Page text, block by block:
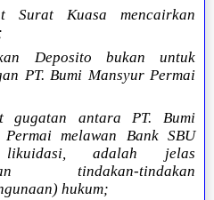
Surat Kuasa mencairkan
Deposito bukan untuk
PT. Bumi Mansyur Permai
gugatan antara PT. Bumi
melawan Bank SBU
adalah jelas
tindakan-tindakan
hukum;